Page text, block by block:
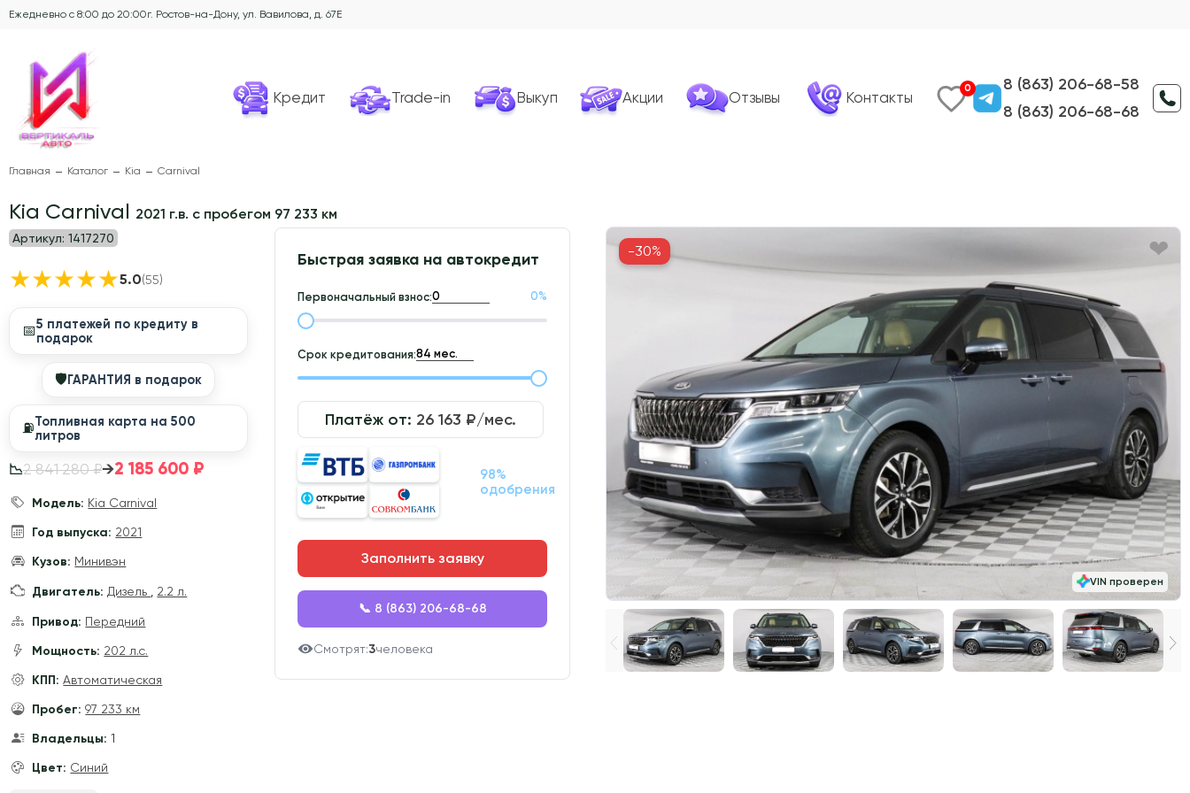
Ежедневно с 8:00 до 20:00г. Ростов-на-Дону, ул. Вавилова, д. 67Е
Кредит Trade-in Выкуп Акции Отзывы Контакты
0
8 (863) 206-68-58
8 (863) 206-68-68
Главная Каталог Kia Carnival
Kia Carnival 2021 г.в. с пробегом 97 233 км
Артикул: 1417270
★★★★★5.0(55)
📅5 платежей по кредиту в
подарок
🛡ГАРАНТИЯ в подарок
⛽️Топливная карта на 500
литров
📉2 841 280 ₽→2 185 600 ₽
Модель: Kia Carnival
Год выпуска: 2021
Кузов: Минивэн
Двигатель: Дизель 2.2 л.
Привод: Передний
Мощность: 202 л.с.
КПП: Автоматическая
Пробег: 97 233 км
Владельцы: 1
Цвет: Синий
Быстрая заявка на автокредит
Первоначальный взнос: 0%
Срок кредитования:
Платёж от: 26 163 ₽/мес.
98%
одобрения
Заполнить заявку
📞 8 (863) 206-68-68
Смотрят:3человека
VIN проверен
-30%